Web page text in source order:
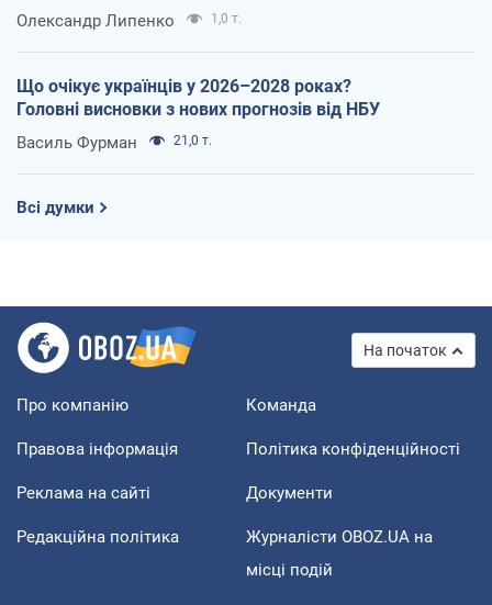
Олександр Липенко 1,0 т.
Що очікує українців у 2026–2028 роках?
Головні висновки з нових прогнозів від НБУ
Василь Фурман 21,0 т.
Всі думки
На початок
Про компанію Команда
Правова інформація Політика конфіденційності
Реклама на сайті Документи
Редакційна політика
Журналісти OBOZ.UA на
місці подій